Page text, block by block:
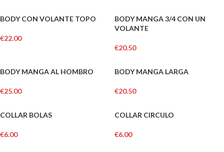
BODY CON VOLANTE TOPO
€22.00
BODY MANGA 3/4 CON UN
VOLANTE
€20.50
BODY MANGA AL HOMBRO
€25.00
BODY MANGA LARGA
€20.50
COLLAR BOLAS
€6.00
COLLAR CIRCULO
€6.00